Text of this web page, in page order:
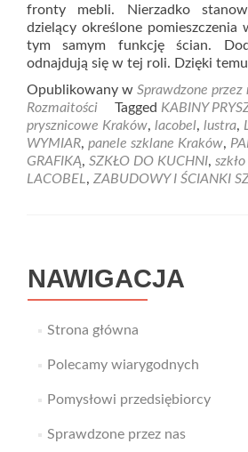
fronty mebli. Nierzadko
dzielący określone pomieszczenia
tym samym funkcję ścian.
odnajdują się w tej roli. Dzięki
Opublikowany w Sprawdzone przez
Rozmaitości
Tagged KABINY
prysznicowe Kraków, lacobel, lustra,
WYMIAR, panele szklane Kraków,
GRAFIKĄ, SZKŁO DO KUCHNI,
LACOBEL, ZABUDOWY I ŚCIANKI
NAWIGACJA
Strona główna
Polecamy wiarygodnych
Pomysłowi przedsiębiorcy
Sprawdzone przez nas